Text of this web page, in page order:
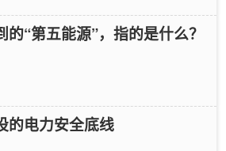
“第五能源”，指的是什么？
的电力安全底线